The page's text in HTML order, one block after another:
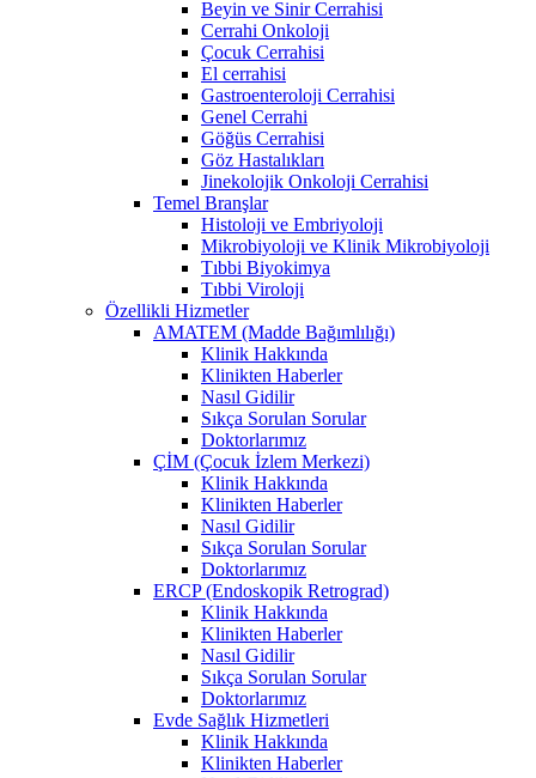
Beyin ve Sinir Cerrahisi
Cerrahi Onkoloji
Çocuk Cerrahisi
El cerrahisi
Gastroenteroloji Cerrahisi
Genel Cerrahi
Göğüs Cerrahisi
Göz Hastalıkları
Jinekolojik Onkoloji Cerrahisi
Temel Branşlar
Histoloji ve Embriyoloji
Mikrobiyoloji ve Klinik Mikrobiyoloji
Tıbbi Biyokimya
Tıbbi Viroloji
Özellikli Hizmetler
AMATEM (Madde Bağımlılığı)
Klinik Hakkında
Klinikten Haberler
Nasıl Gidilir
Sıkça Sorulan Sorular
Doktorlarımız
ÇİM (Çocuk İzlem Merkezi)
Klinik Hakkında
Klinikten Haberler
Nasıl Gidilir
Sıkça Sorulan Sorular
Doktorlarımız
ERCP (Endoskopik Retrograd)
Klinik Hakkında
Klinikten Haberler
Nasıl Gidilir
Sıkça Sorulan Sorular
Doktorlarımız
Evde Sağlık Hizmetleri
Klinik Hakkında
Klinikten Haberler